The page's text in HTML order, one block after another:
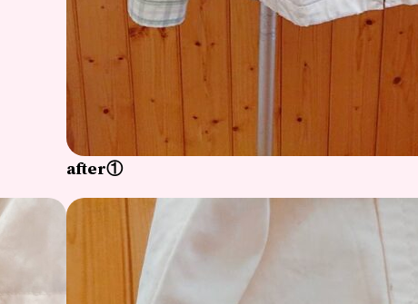
after①